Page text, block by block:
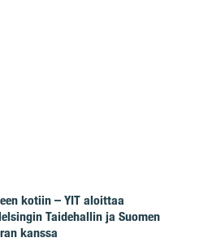
kotiin – YIT aloittaa
Taidehallin ja Suomen
kanssa